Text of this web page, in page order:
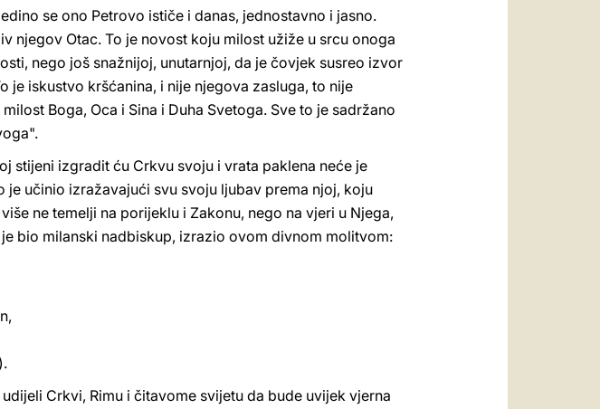
se ono Petrovo ističe i danas, jednostavno i jasno.
njegov Otac. To je novost koju milost užiže u srcu onoga
nego još snažnijoj, unutarnjoj, da je čovjek susreo izvor
iskustvo kršćanina, i nije njegova zasluga, to nije
Boga, Oca i Sina i Duha Svetoga. Sve to je sadržano
stijeni izgradit ću Crkvu svoju i vrata paklena neće je
učinio izražavajući svu svoju ljubav prema njoj, koju
ne temelji na porijeklu i Zakonu, nego na vjeri u Njega,
bio milanski nadbiskup, izrazio ovom divnom molitvom:
Crkvi, Rimu i čitavome svijetu da bude uvijek vjerna